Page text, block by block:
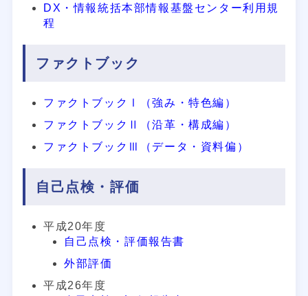
DX・情報統括本部情報基盤センター利用規
程
ファクトブック
ファクトブックⅠ（強み・特色編）
ファクトブックⅡ（沿革・構成編）
ファクトブックⅢ（データ・資料偏）
自己点検・評価
平成20年度
自己点検・評価報告書
外部評価
平成26年度